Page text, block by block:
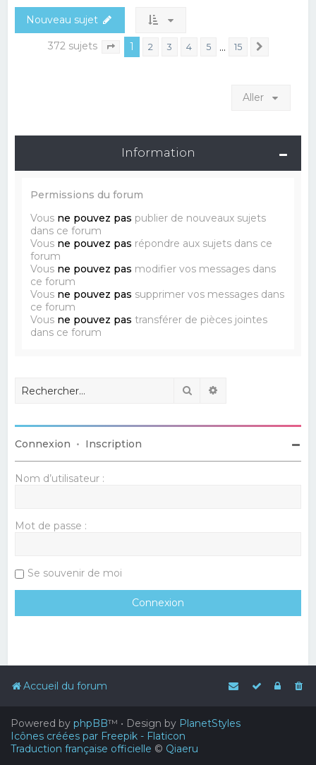
Nouveau sujet
372 sujets Page sur 15
1 2 3 4 5 … 15
Aller
Information
Permissions du forum
Vous ne pouvez pas publier de nouveaux sujets
dans ce forum
Vous ne pouvez pas répondre aux sujets dans ce
forum
Vous ne pouvez pas modifier vos messages dans
ce forum
Vous ne pouvez pas supprimer vos messages dans
ce forum
Vous ne pouvez pas transférer de pièces jointes
dans ce forum
Rechercher
Connexion • Inscription
Nom d’utilisateur :
Mot de passe :
Se souvenir de moi
Accueil du forum
Powered by phpBB™ • Design by PlanetStyles
Icônes créées par Freepik - Flaticon
Traduction française officielle © Qiaeru